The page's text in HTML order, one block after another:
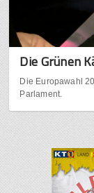
Die Grünen
Die Europawahl
Parlament.